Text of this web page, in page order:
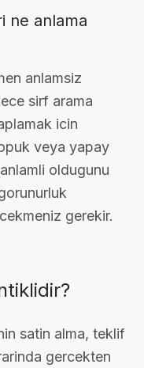
ne anlama
anlamsiz
sirf arama
icin
veya yapay
oldugunu
gerekir.
satin alma, teklif
gercekten